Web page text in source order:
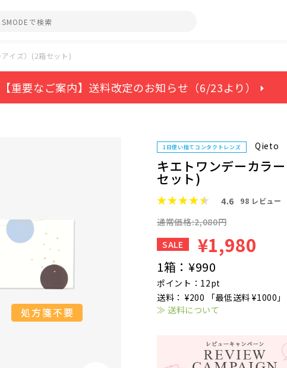
イズ）(2箱セット)
【重要なご案内】送料改定のお知らせ（6/23より） ⏵
1日使い捨てコンタクトレンズ Qieto
キエトワンデーカラ
セット)
4.6 98 レビュー
通常価格:2,080円
SALE
¥1,980
1箱： ¥990
ポイント：12pt
送料： ¥200 「最低送料 ¥1000」
≫ 送料について